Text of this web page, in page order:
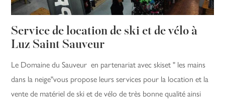
Service de location de ski et de vélo à
Luz Saint Sauveur
Le Domaine du Sauveur en partenariat avec skiset " les mains
dans la neige"vous propose leurs services pour la location et la
vente de matériel de ski et de vélo de très bonne qualité ainsi